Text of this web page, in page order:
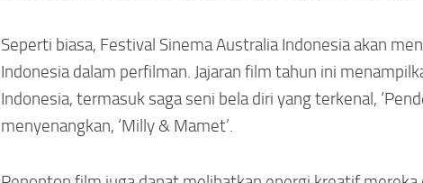
Seperti biasa, Festival Sinema Australia Indonesia akan
Indonesia dalam perfilman. Jajaran film tahun ini
Indonesia, termasuk saga seni bela diri yang terkenal,
menyenangkan, ‘Milly & Mamet’.